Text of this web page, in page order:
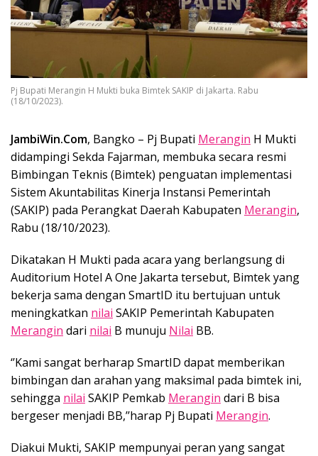
Pj Bupati Merangin H Mukti buka Bimtek SAKIP di Jakarta. Rabu
(18/10/2023).
JambiWin.Com, Bangko – Pj Bupati Merangin H Mukti
didampingi Sekda Fajarman, membuka secara resmi
Bimbingan Teknis (Bimtek) penguatan implementasi
Sistem Akuntabilitas Kinerja Instansi Pemerintah
(SAKIP) pada Perangkat Daerah Kabupaten Merangin,
Rabu (18/10/2023).
Dikatakan H Mukti pada acara yang berlangsung di
Auditorium Hotel A One Jakarta tersebut, Bimtek yang
bekerja sama dengan SmartID itu bertujuan untuk
meningkatkan nilai SAKIP Pemerintah Kabupaten
Merangin dari nilai B munuju Nilai BB.
‘’Kami sangat berharap SmartID dapat memberikan
bimbingan dan arahan yang maksimal pada bimtek ini,
sehingga nilai SAKIP Pemkab Merangin dari B bisa
bergeser menjadi BB,’’harap Pj Bupati Merangin.
Diakui Mukti, SAKIP mempunyai peran yang sangat